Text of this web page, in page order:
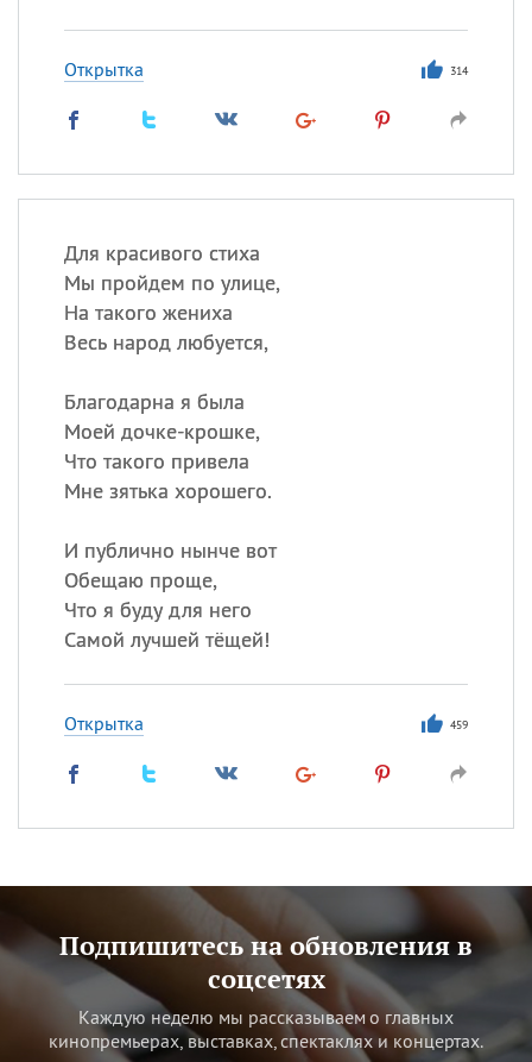
Открытка 314
Для красивого стиха
Мы пройдем по улице,
На такого жениха
Весь народ любуется,
Благодарна я была
Моей дочке-крошке,
Что такого привела
Мне зятька хорошего.
И публично нынче вот
Обещаю проще,
Что я буду для него
Самой лучшей тёщей!
Открытка 459
Подпишитесь на обновления в
соцсетях
Каждую неделю мы рассказываем о главных
кинопремьерах, выставках, спектаклях и концертах.